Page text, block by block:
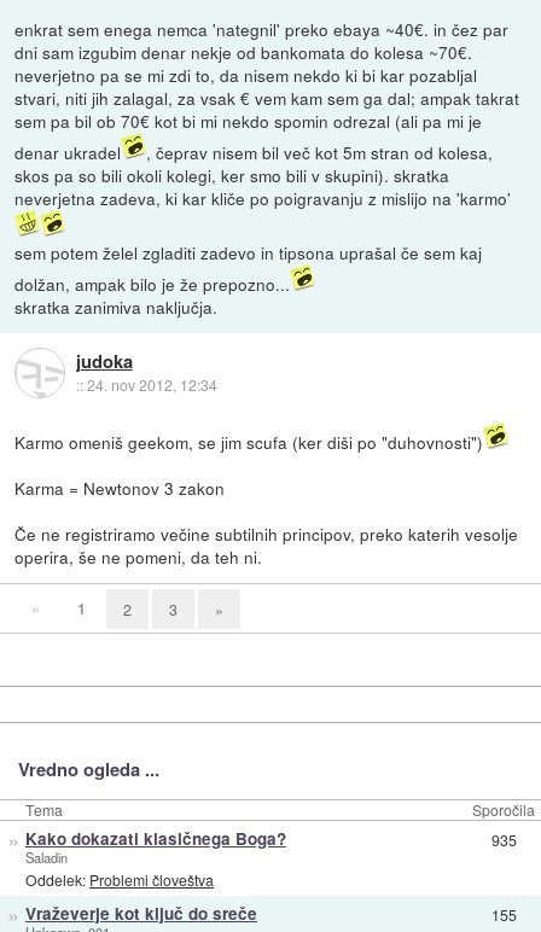
enkrat sem enega nemca 'nategnil' preko ebaya ~40€. in čez par
dni sam izgubim denar nekje od bankomata do kolesa ~70€.
neverjetno pa se mi zdi to, da nisem nekdo ki bi kar pozabljal
stvari, niti jih zalagal, za vsak € vem kam sem ga dal; ampak takrat
sem pa bil ob 70€ kot bi mi nekdo spomin odrezal (ali pa mi je
denar ukradel
, čeprav nisem bil več kot 5m stran od kolesa,
skos pa so bili okoli kolegi, ker smo bili v skupini). skratka
neverjetna zadeva, ki kar kliče po poigravanju z mislijo na 'karmo'
sem potem želel zgladiti zadevo in tipsona uprašal če sem kaj
dolžan, ampak bilo je že prepozno...
skratka zanimiva naključja.
judoka
::24. nov 2012, 12:34
Karmo omeniš geekom, se jim scufa (ker diši po "duhovnosti")
Karma = Newtonov 3 zakon
Če ne registriramo večine subtilnih principov, preko katerih vesolje
operira, še ne pomeni, da teh ni.
« 1 2 3 »
Vredno ogleda ...
Tema Sporočila
» Kako dokazati klasičnega Boga?
Saladin
Oddelek: Problemi človeštva
935
» Vraževerje kot ključ do sreče 155